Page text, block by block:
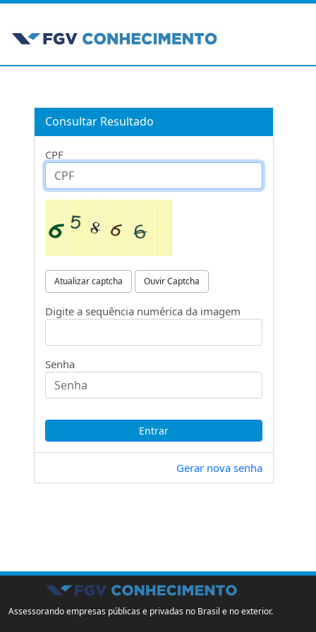
Consultar Resultado
CPF
Atualizar captcha Ouvir Captcha
Digite a sequência numérica da imagem
Senha
Gerar nova senha
Assessorando empresas públicas e privadas no Brasil e no exterior.